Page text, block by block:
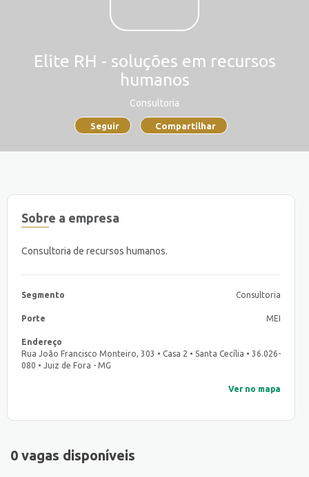
Elite RH - soluções em recursos
humanos
Consultoria
Seguir Compartilhar
Sobre a empresa
Consultoria de recursos humanos.
Segmento Consultoria
Porte MEI
Endereço
Rua João Francisco Monteiro, 303 • Casa 2 • Santa Cecília • 36.026-
080 • Juiz de Fora - MG
Ver no mapa
0 vagas disponíveis